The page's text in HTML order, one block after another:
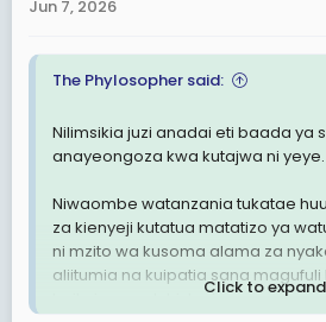
Jun 7, 2026
The Phylosopher said:
Nilimsikia juzi anadai eti baada ya
anayeongoza kwa kutajwa ni yeye.
Niwaombe watanzania tukatae
za kienyeji kutatua matatizo ya
ni mzito wa kusoma alama za
aliitumia na kuipatia sana magufuli
haikuja na suluhisho ingawa yeye
Click to